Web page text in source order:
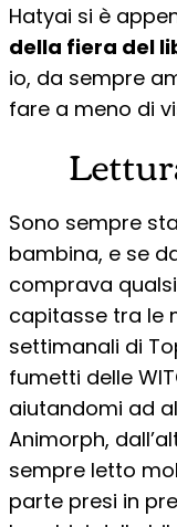
Hatyai si è
della fiera del
io, da sempre
fare a meno di
Sono sempre
bambina, e se
comprava
capitasse tra le
settimanali di
fumetti delle
aiutandomi ad
Animorph,
sempre letto
parte presi in